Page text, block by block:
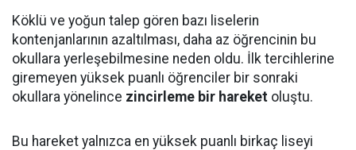
Köklü ve yoğun talep gören bazı liselerin
kontenjanlarının azaltılması, daha az öğrencinin bu
okullara yerleşebilmesine neden oldu. İlk tercihlerine
giremeyen yüksek puanlı öğrenciler bir sonraki
okullara yönelince zincirleme bir hareket oluştu.
Bu hareket yalnızca en yüksek puanlı birkaç liseyi